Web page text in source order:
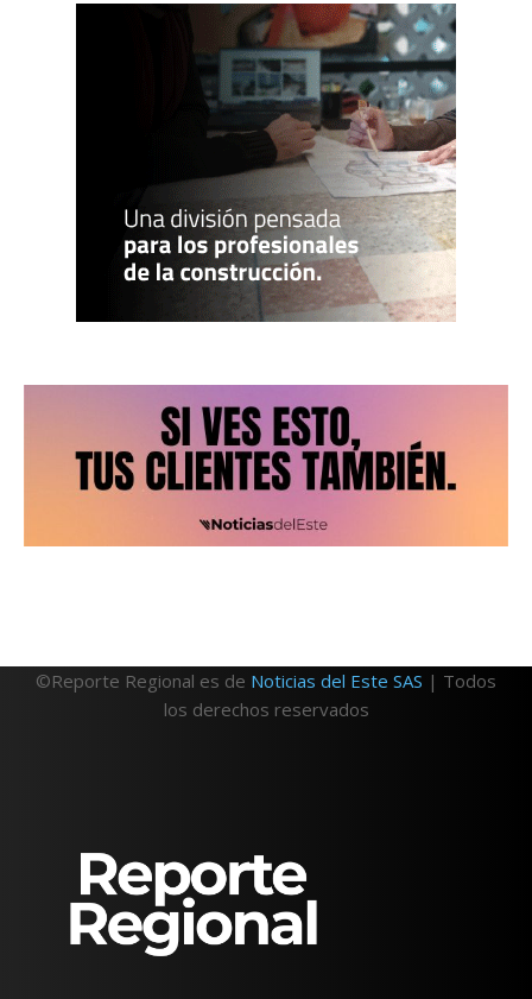
©Reporte Regional es de Noticias del Este SAS | Todos
los derechos reservados